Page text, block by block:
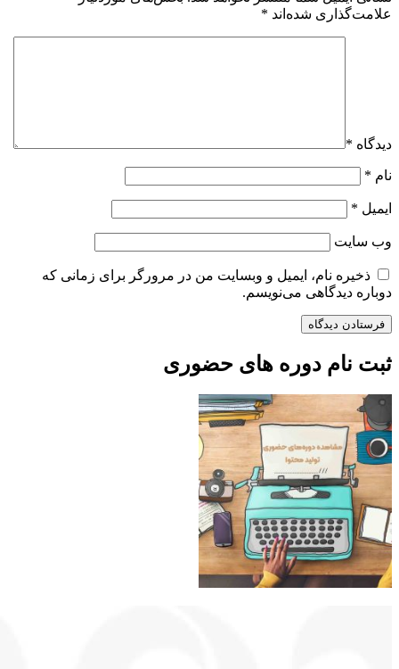
علامت‌گذاری شده‌اند *
دیدگاه *
نام *
ایمیل *
وب‌ سایت
ذخیره نام، ایمیل و وبسایت من در مرورگر برای زمانی که
دوباره دیدگاهی می‌نویسم.
ثبت نام دوره های حضوری